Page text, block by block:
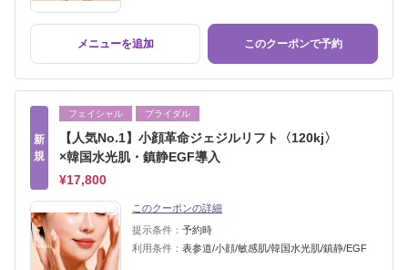
メニューを追加 このクーポンで予約
新
規
フェイシャル ブライダル
【人気No.1】小顔革命ジェジルリフト〈120kj〉
×韓国水光肌・鎮静EGF導入
¥17,800
このクーポンの詳細
提示条件： 予約時
利用条件： 表参道/小顔/敏感肌/韓国水光肌/鎮静/EGF